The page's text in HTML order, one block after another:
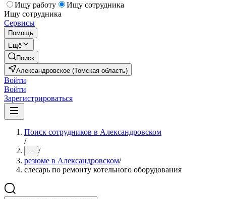
Ищу работу
Ищу сотрудника
Ищу сотрудника
Сервисы
Помощь
Ещё
Поиск
Александровское (Томская область)
Войти
Войти
Зарегистрироваться
Поиск сотрудников в Александровском
/
... /
резюме в Александровском/
слесарь по ремонту котельного оборудования